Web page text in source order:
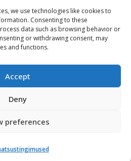
we use technologies like cookies to
Consenting to these
data such as browsing behavior or
or withdrawing consent, may
and functions.
Accept
Deny
preferences
DMO